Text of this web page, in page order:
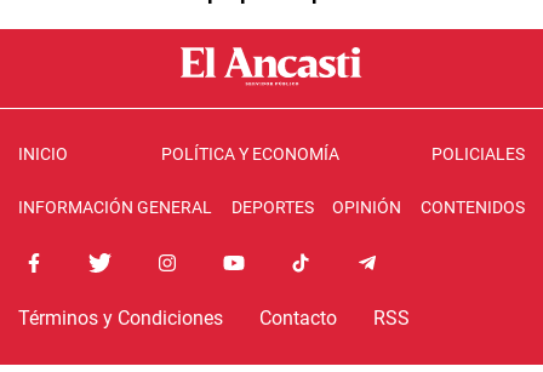
INICIO POLÍTICA Y ECONOMÍA POLICIALES
INFORMACIÓN GENERAL DEPORTES OPINIÓN CONTENIDOS
Términos y Condiciones Contacto RSS